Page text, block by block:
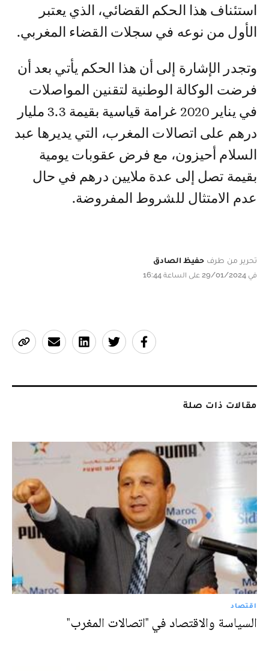
استئناف هذا الحكم القضائي، الذي يعتبر
الأول من نوعه في سجلات القضاء المغربي.
وتجدر الإشارة إلى أن هذا الحكم يأتي بعد أن
فرضت الوكالة الوطنية لتقنين المواصلات
في يناير 2020 غرامة قياسية بقيمة 3.3 مليار
درهم على اتصالات المغرب، التي يديرها عبد
السلام أحيزون، مع فرض عقوبات يومية
بقيمة تصل إلى عدة ملايين درهم في حال
عدم الامتثال للشروط المفروضة.
تحرير من طرف حفيظ الصادق
في 29/01/2024 على الساعة 16:44
مقالات ذات صلة
اقتصاد
السياسة والاقتصاد في "اتصالات المغرب"